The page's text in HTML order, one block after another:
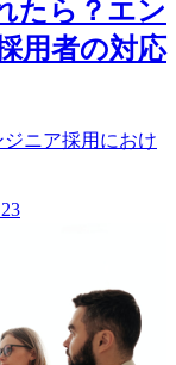
たら？エン
用者の対応
ニア採用におけ